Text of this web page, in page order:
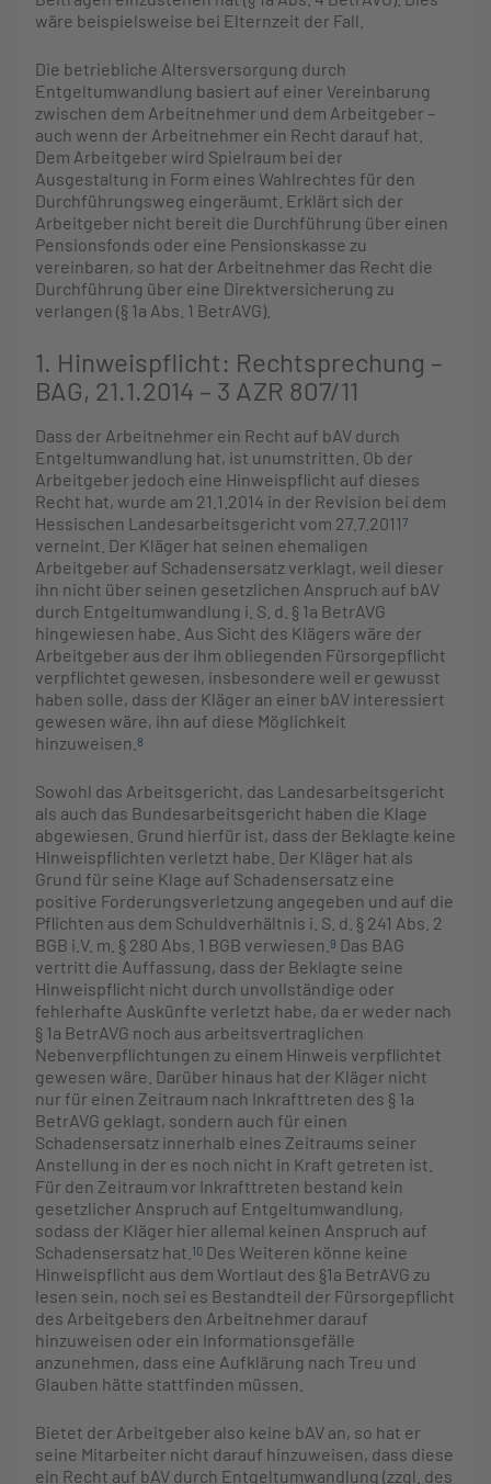
wäre beispielsweise bei Elternzeit der Fall.
Die betriebliche Altersversorgung durch
Entgeltumwandlung basiert auf einer Vereinbarung
zwischen dem Arbeitnehmer und dem Arbeitgeber –
auch wenn der Arbeitnehmer ein Recht darauf hat.
Dem Arbeitgeber wird Spielraum bei der
Ausgestaltung in Form eines Wahlrechtes für den
Durchführungsweg eingeräumt. Erklärt sich der
Arbeitgeber nicht bereit die Durchführung über einen
Pensionsfonds oder eine Pensionskasse zu
vereinbaren, so hat der Arbeitnehmer das Recht die
Durchführung über eine Direktversicherung zu
verlangen (§ 1a Abs. 1 BetrAVG).
1. Hinweispflicht: Rechtsprechung –
BAG, 21.1.2014 – 3 AZR 807/11
Dass der Arbeitnehmer ein Recht auf bAV durch
Entgeltumwandlung hat, ist unumstritten. Ob der
Arbeitgeber jedoch eine Hinweispflicht auf dieses
Recht hat, wurde am 21.1.2014 in der Revision bei dem
Hessischen Landesarbeitsgericht vom 27.7.20117
verneint. Der Kläger hat seinen ehemaligen
Arbeitgeber auf Schadensersatz verklagt, weil dieser
ihn nicht über seinen gesetzlichen Anspruch auf bAV
durch Entgeltumwandlung i. S. d. § 1a BetrAVG
hingewiesen habe. Aus Sicht des Klägers wäre der
Arbeitgeber aus der ihm obliegenden Fürsorgepflicht
verpflichtet gewesen, insbesondere weil er gewusst
haben solle, dass der Kläger an einer bAV interessiert
gewesen wäre, ihn auf diese Möglichkeit
hinzuweisen. 8
Sowohl das Arbeitsgericht, das Landesarbeitsgericht
als auch das Bundesarbeitsgericht haben die Klage
abgewiesen. Grund hierfür ist, dass der Beklagte keine
Hinweispflichten verletzt habe. Der Kläger hat als
Grund für seine Klage auf Schadensersatz eine
positive Forderungsverletzung angegeben und auf die
Pflichten aus dem Schuldverhältnis i. S. d. § 241 Abs. 2
BGB i.V. m. § 280 Abs. 1 BGB verwiesen. 9 Das BAG
vertritt die Auffassung, dass der Beklagte seine
Hinweispflicht nicht durch unvollständige oder
fehlerhafte Auskünfte verletzt habe, da er weder nach
§ 1a BetrAVG noch aus arbeitsvertraglichen
Nebenverpflichtungen zu einem Hinweis verpflichtet
gewesen wäre. Darüber hinaus hat der Kläger nicht
nur für einen Zeitraum nach Inkrafttreten des § 1a
BetrAVG geklagt, sondern auch für einen
Schadensersatz innerhalb eines Zeitraums seiner
Anstellung in der es noch nicht in Kraft getreten ist.
Für den Zeitraum vor Inkrafttreten bestand kein
gesetzlicher Anspruch auf Entgeltumwandlung,
sodass der Kläger hier allemal keinen Anspruch auf
Schadensersatz hat. 10 Des Weiteren könne keine
Hinweispflicht aus dem Wortlaut des §1a BetrAVG zu
lesen sein, noch sei es Bestandteil der Fürsorgepflicht
des Arbeitgebers den Arbeitnehmer darauf
hinzuweisen oder ein Informationsgefälle
anzunehmen, dass eine Aufklärung nach Treu und
Glauben hätte stattfinden müssen.
Bietet der Arbeitgeber also keine bAV an, so hat er
seine Mitarbeiter nicht darauf hinzuweisen, dass diese
ein Recht auf bAV durch Entgeltumwandlung (zzgl. des